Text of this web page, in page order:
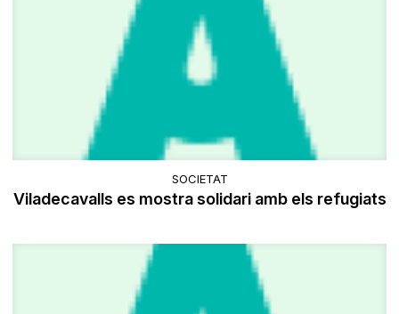
SOCIETAT
Viladecavalls es mostra solidari amb els refugiats